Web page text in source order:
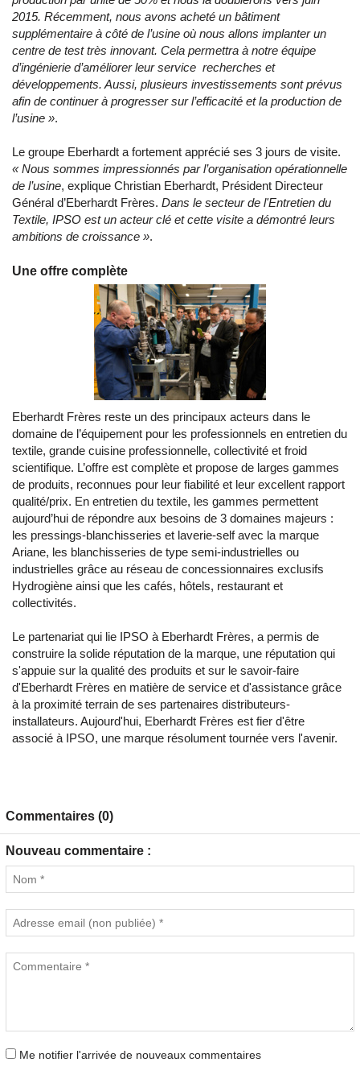
2015. Récemment, nous avons acheté un bâtiment
supplémentaire à côté de l’usine où nous allons implanter un
centre de test très innovant. Cela permettra à notre équipe
d’ingénierie d’améliorer leur service recherches et
développements. Aussi, plusieurs investissements sont prévus
afin de continuer à progresser sur l’efficacité et la production de
l’usine ».
Le groupe Eberhardt a fortement apprécié ses 3 jours de visite.
« Nous sommes impressionnés par l’organisation opérationnelle
de l’usine, explique Christian Eberhardt, Président Directeur
Général d’Eberhardt Frères. Dans le secteur de l'Entretien du
Textile, IPSO est un acteur clé et cette visite a démontré leurs
ambitions de croissance ».
Une offre complète
Eberhardt Frères reste un des principaux acteurs dans le
domaine de l’équipement pour les professionnels en entretien du
textile, grande cuisine professionnelle, collectivité et froid
scientifique. L’offre est complète et propose de larges gammes
de produits, reconnues pour leur fiabilité et leur excellent rapport
qualité/prix. En entretien du textile, les gammes permettent
aujourd’hui de répondre aux besoins de 3 domaines majeurs :
les pressings-blanchisseries et laverie-self avec la marque
Ariane, les blanchisseries de type semi-industrielles ou
industrielles grâce au réseau de concessionnaires exclusifs
Hydrogiène ainsi que les cafés, hôtels, restaurant et
collectivités.
Le partenariat qui lie IPSO à Eberhardt Frères, a permis de
construire la solide réputation de la marque, une réputation qui
s'appuie sur la qualité des produits et sur le savoir-faire
d'Eberhardt Frères en matière de service et d'assistance grâce
à la proximité terrain de ses partenaires distributeurs-
installateurs. Aujourd'hui, Eberhardt Frères est fier d'être
associé à IPSO, une marque résolument tournée vers l'avenir.
Commentaires (0)
Nouveau commentaire :
Me notifier l'arrivée de nouveaux commentaires